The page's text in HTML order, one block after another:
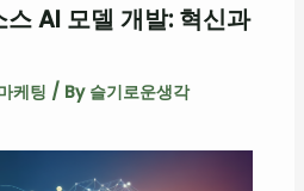
AI 모델 개발: 혁신과
케팅 / By 슬기로운생각